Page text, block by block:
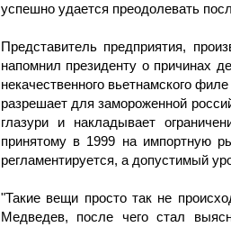
успешно удается преодолевать
Представитель предприятия,
напомнил президенту о причинах
некачественного вьетнамского
разрешает для замороженной
глазури и накладывает
принятому в 1999 на импортную
регламентируется, а допустимый
"Такие вещи просто так не
Медведев, после чего стал